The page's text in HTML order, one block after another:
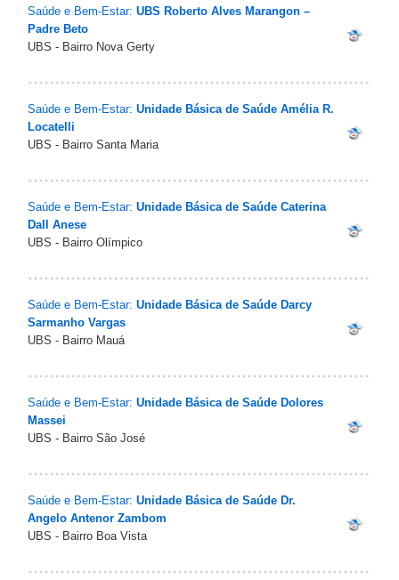
Saúde e Bem-Estar: UBS Roberto Alves Marangon –
Padre Beto
UBS - Bairro Nova Gerty
Saúde e Bem-Estar: Unidade Básica de Saúde Amélia R.
Locatelli
UBS - Bairro Santa Maria
Saúde e Bem-Estar: Unidade Básica de Saúde Caterina
Dall Anese
UBS - Bairro Olímpico
Saúde e Bem-Estar: Unidade Básica de Saúde Darcy
Sarmanho Vargas
UBS - Bairro Mauá
Saúde e Bem-Estar: Unidade Básica de Saúde Dolores
Massei
UBS - Bairro São José
Saúde e Bem-Estar: Unidade Básica de Saúde Dr.
Angelo Antenor Zambom
UBS - Bairro Boa Vista